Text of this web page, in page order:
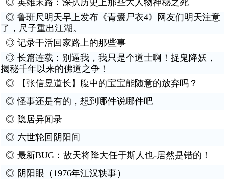
◎ 英雄末路：深扒历史上那些大人物神秘之死
◎ 鲁班尺明天早上发布《青囊尸衣4》网友们明天注意
了，尺子重出江湖。
◎ 记录干活回家路上的那些事
◎ 长篇连载：别逼我，我只是个道士啊！捉鬼降妖，
揭秘千年以来的佛道之争！
◎
【张信昱道长】腹中的宝宝能随意的放弃吗？
◎怪事还是有的，想到哪件说哪件吧
◎ 隐居异闻录
◎ 六世轮回阴阳间
◎ 最新BUG：故天将降大任于斯人也-居然是错的！
◎ 阴阳眼（1976年江汉轶事）